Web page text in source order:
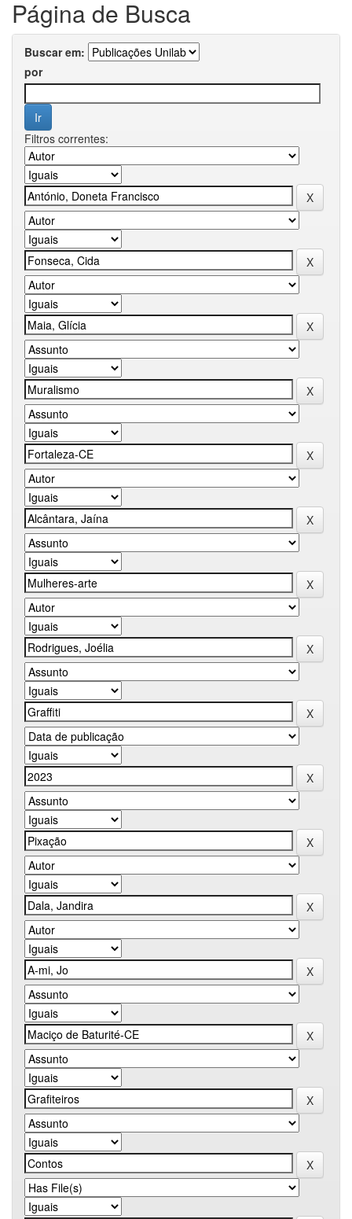
Página de Busca
Buscar em:
por
Filtros correntes: